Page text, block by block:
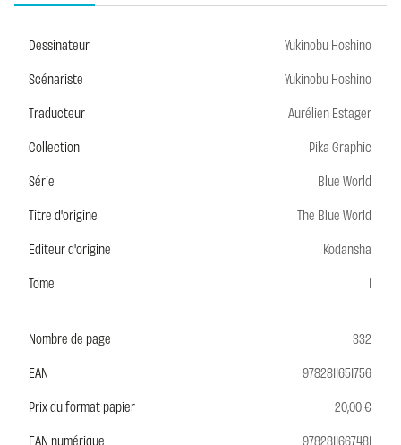
Dessinateur
Yukinobu Hoshino
Scénariste
Yukinobu Hoshino
Traducteur
Aurélien Estager
Collection
Pika Graphic
Série
Blue World
Titre d'origine
The Blue World
Editeur d'origine
Kodansha
Tome
1
Nombre de page
332
EAN
9782811651756
Prix du format papier
20,00 €
EAN numérique
9782811667481